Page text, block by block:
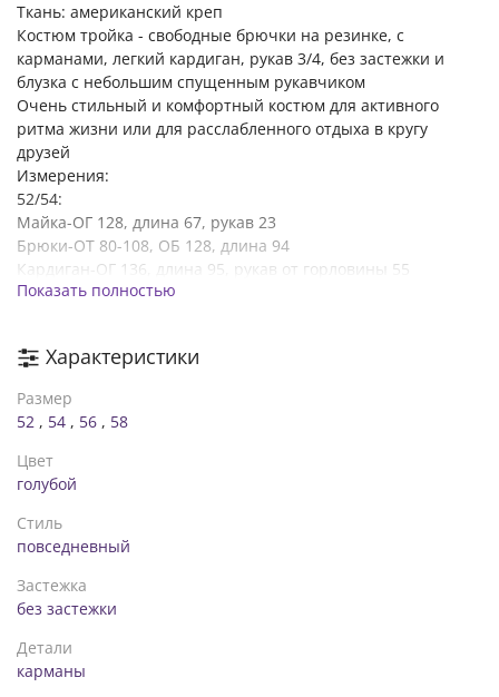
Ткань: американский креп
Костюм тройка - свободные брючки на резинке, с
карманами, легкий кардиган, рукав 3/4, без застежки и
блузка с небольшим спущенным рукавчиком
Очень стильный и комфортный костюм для активного
ритма жизни или для расслабленного отдыха в кругу
друзей
Измерения:
52/54:
Майка-ОГ 128, длина 67, рукав 23
Брюки-ОТ 80-108, ОБ 128, длина 94
Кардиган-ОГ 136, длина 95, рукав от горловины 55
56/58:
Кардиган-ОГ 140, длина 95, рукав от горловины 55
Показать полностью
Характеристики
Размер
52 , 54 , 56 , 58
Цвет
голубой
Стиль
повседневный
Застежка
без застежки
Детали
карманы